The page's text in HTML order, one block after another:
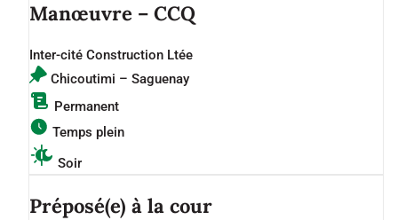
Manœuvre – CCQ
Inter-cité Construction Ltée
Chicoutimi – Saguenay
Permanent
Temps plein
Soir
Préposé(e) à la cour